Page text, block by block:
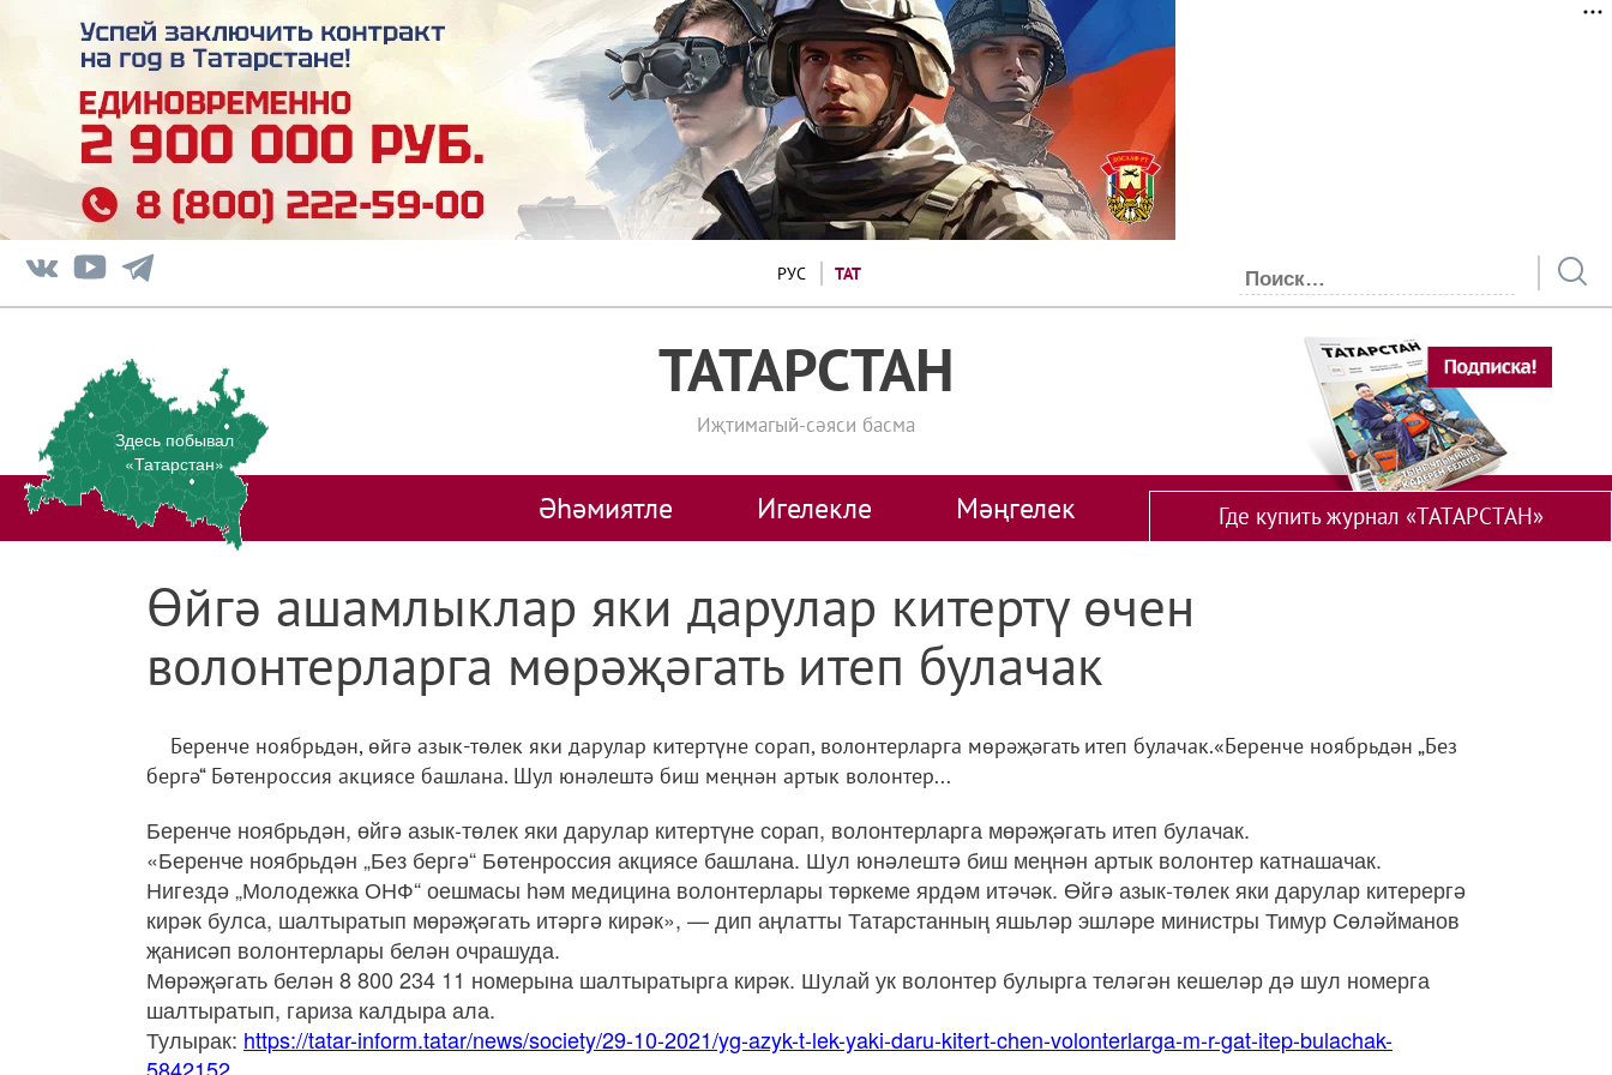
РУС ТАТ
ТАТАРСТАН
Иҗтимагый-сәяси басма
Здесь побывал
«Татарстан»
Әһәмиятле Игелекле Мәңгелек Где купить журнал «ТАТАРСТАН»
Өйгә ашамлыклар яки дарулар китертү өчен
волонтерларга мөрәҗәгать итеп булачак
Беренче ноябрьдән, өйгә азык-төлек яки дарулар китертүне сорап, волонтерларга мөрәҗәгать итеп булачак.«Беренче ноябрьдән „Без
бергә“ Бөтенроссия акциясе башлана. Шул юнәлештә биш меңнән артык волонтер...
Беренче ноябрьдән, өйгә азык-төлек яки дарулар китертүне сорап, волонтерларга мөрәҗәгать итеп булачак.
«Беренче ноябрьдән „Без бергә“ Бөтенроссия акциясе башлана. Шул юнәлештә биш меңнән артык волонтер катнашачак.
Нигездә „Молодежка ОНФ“ оешмасы һәм медицина волонтерлары төркеме ярдәм итәчәк. Өйгә азык-төлек яки дарулар китерергә
кирәк булса, шалтыратып мөрәҗәгать итәргә кирәк», — дип аңлатты Татарстанның яшьләр эшләре министры Тимур Сөләйманов
җанисәп волонтерлары белән очрашуда.
Мөрәҗәгать белән 8 800 234 11 номерына шалтыратырга кирәк. Шулай ук волонтер булырга теләгән кешеләр дә шул номерга
шалтыратып, гариза калдыра ала.
Тулырак: https://tatar-inform.tatar/news/society/29-10-2021/yg-azyk-t-lek-yaki-daru-kitert-chen-volonterlarga-m-r-gat-itep-bulachak-